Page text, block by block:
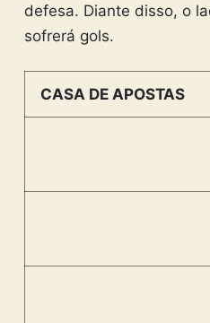
defesa. Diante disso, o
sofrerá gols.
CASA DE APOSTAS